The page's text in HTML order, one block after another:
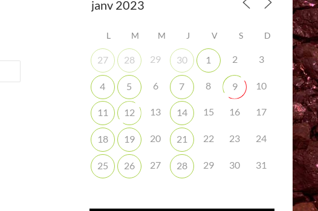
L M M J V S D
27 28 29 30 1 2 3
4 5 6 7 8 9 10
11 12 13 14 15 16 17
18 19 20 21 22 23 24
25 26 27 28 29 30 31